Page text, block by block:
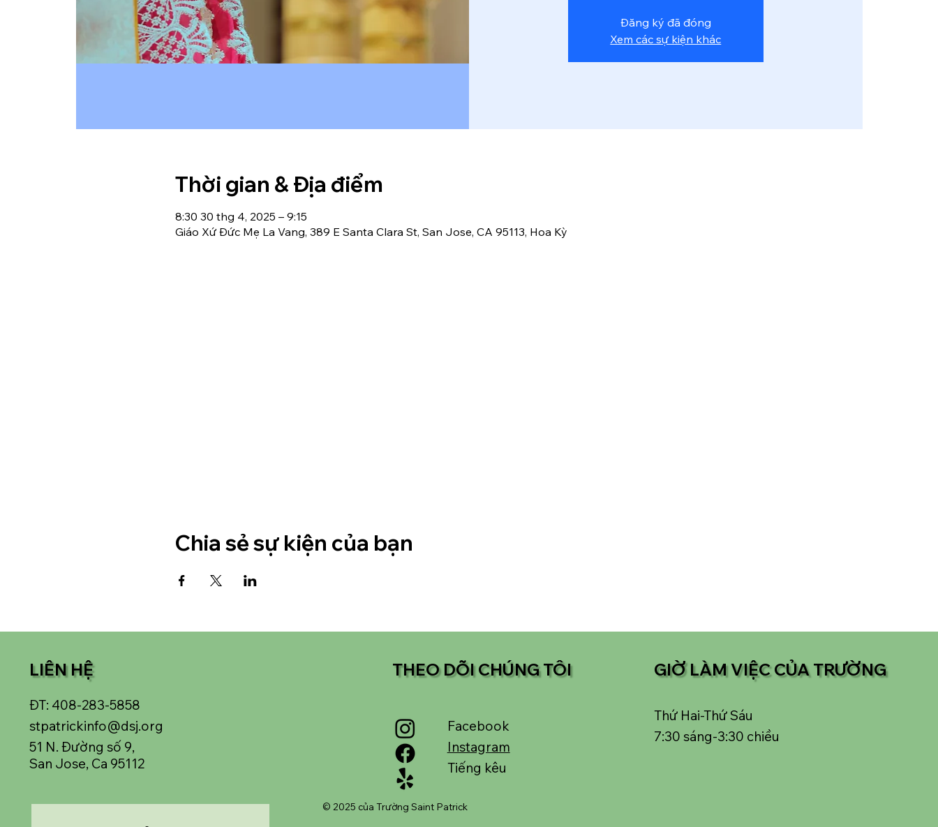
Đăng ký đã đóng
Xem các sự kiện khác
Thời gian & Địa điểm
8:30 30 thg 4, 2025 – 9:15
Giáo Xứ Đức Mẹ La Vang, 389 E Santa Clara St, San Jose, CA 95113, Hoa Kỳ
Chia sẻ sự kiện của bạn
LIÊN HỆ
ĐT: 408-283-5858
stpatrickinfo@dsj.org
51 N. Đường số 9,
San Jose, Ca 95112
Facebook
Instagram
Tiếng kêu
THEO DÕI CHÚNG TÔI
© 2025 của Trường Saint Patrick
GIỜ LÀM VIỆC CỦA TRƯỜNG
Thứ Hai-Thứ Sáu
7:30 sáng-3:30 chiều